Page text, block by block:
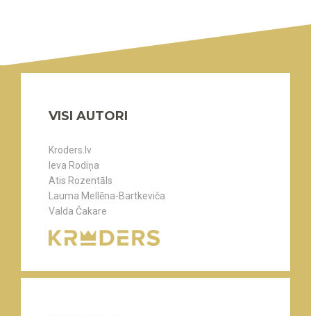
VISI AUTORI
Kroders.lv
Ieva Rodiņa
Atis Rozentāls
Lauma Mellēna-Bartkeviča
Valda Čakare